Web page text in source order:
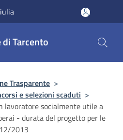
Tarcento
Trasparente >
e selezioni scaduti >
lavoratore socialmente utile a
- durata del progetto per le
2013